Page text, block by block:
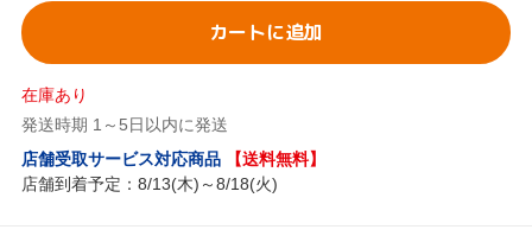
カートに追加
在庫あり
発送時期 1～5日以内に発送
店舗受取サービス対応商品
【送料無料】
店舗到着予定：8/13(木)～8/18(火)